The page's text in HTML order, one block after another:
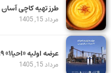
طرز تهیه کاچی
مرداد 15, 1405
عرضه اولیه «احیا۱» ۱۹ مرداد در فرابورس
مرداد 15, 1405